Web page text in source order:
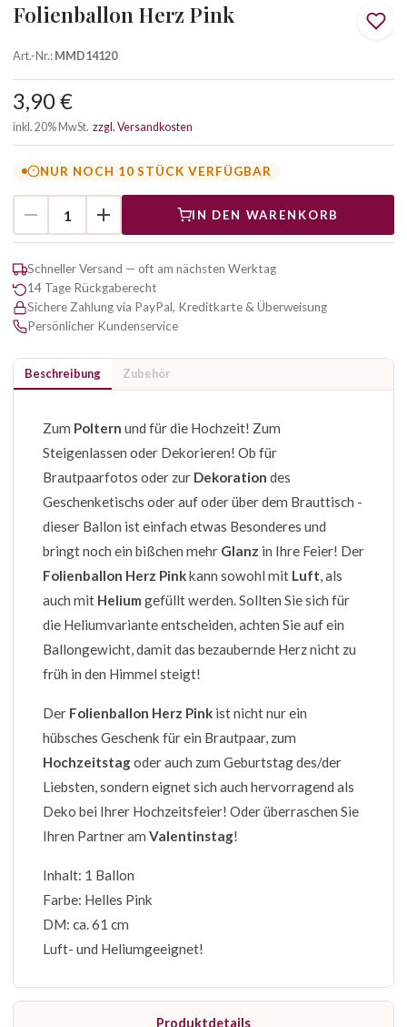
Folienballon Herz Pink
Art.-Nr.:MMD14120
3,90 €
inkl. 20% MwSt. zzgl. Versandkosten
NUR NOCH 10 STÜCK VERFÜGBAR
IN DEN WARENKORB
Schneller Versand — oft am nächsten Werktag
14 Tage Rückgaberecht
Sichere Zahlung via PayPal, Kreditkarte & Überweisung
Persönlicher Kundenservice
Beschreibung Zubehör
Zum Poltern und für die Hochzeit! Zum
Steigenlassen oder Dekorieren! Ob für
Brautpaarfotos oder zur Dekoration des
Geschenketischs oder auf oder über dem Brauttisch -
dieser Ballon ist einfach etwas Besonderes und
bringt noch ein bißchen mehr Glanz in Ihre Feier! Der
Folienballon Herz Pinkkann sowohl mit Luft, als
auch mit Helium gefüllt werden. Sollten Sie sich für
die Heliumvariante entscheiden, achten Sie auf ein
Ballongewicht, damit das bezaubernde Herz nicht zu
früh in den Himmel steigt!
Der Folienballon Herz Pink ist nicht nur ein
hübsches Geschenk für ein Brautpaar, zum
Hochzeitstagoder auch zum Geburtstag des/der
Liebsten, sondern eignet sich auch hervorragend als
Deko bei Ihrer Hochzeitsfeier! Oder überraschen Sie
Ihren Partner am Valentinstag!
Inhalt: 1 Ballon
Farbe: Helles Pink
DM: ca. 61 cm
Luft- und Heliumgeeignet!
Produktdetails